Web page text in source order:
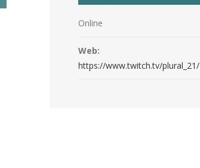
Online
Web:
https://www.twitch.tv/plural_21/